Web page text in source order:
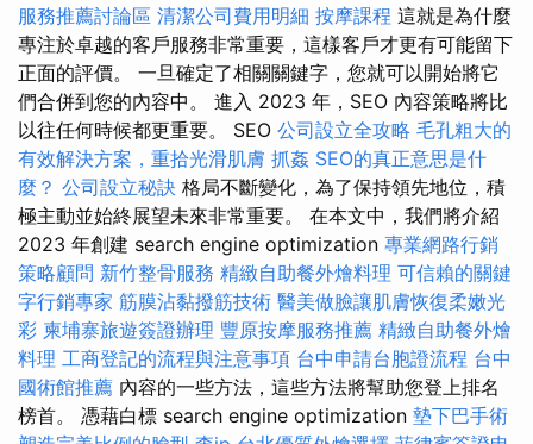
服務推薦討論區 清潔公司費用明細 按摩課程 這就是為什麼
專注於卓越的客戶服務非常重要，這樣客戶才更有可能留下
正面的評價。 一旦確定了相關關鍵字，您就可以開始將它
們合併到您的內容中。 進入 2023 年，SEO 內容策略將比
以往任何時候都更重要。 SEO 公司設立全攻略 毛孔粗大的
有效解決方案，重拾光滑肌膚 抓姦 SEO的真正意思是什
麼？ 公司設立秘訣 格局不斷變化，為了保持領先地位，積
極主動並始終展望未來非常重要。 在本文中，我們將介紹
2023 年創建 search engine optimization 專業網路行銷
策略顧問 新竹整骨服務 精緻自助餐外燴料理 可信賴的關鍵
字行銷專家 筋膜沾黏撥筋技術 醫美做臉讓肌膚恢復柔嫩光
彩 柬埔寨旅遊簽證辦理 豐原按摩服務推薦 精緻自助餐外燴
料理 工商登記的流程與注意事項 台中申請台胞證流程 台中
國術館推薦 內容的一些方法，這些方法將幫助您登上排名
榜首。 憑藉白標 search engine optimization 墊下巴手術